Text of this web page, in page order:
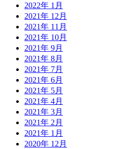
2022年 1月
2021年 12月
2021年 11月
2021年 10月
2021年 9月
2021年 8月
2021年 7月
2021年 6月
2021年 5月
2021年 4月
2021年 3月
2021年 2月
2021年 1月
2020年 12月